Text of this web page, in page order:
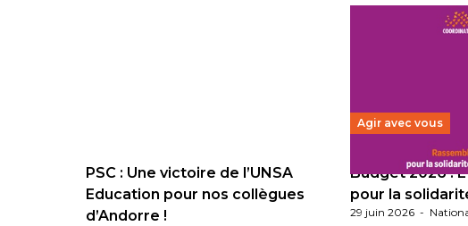
PSC : Une victoire de l’UNSA
Education pour nos collègues
d’Andorre !
Agir avec vous
Budget 2026 :
pour la
29 juin 2026 -